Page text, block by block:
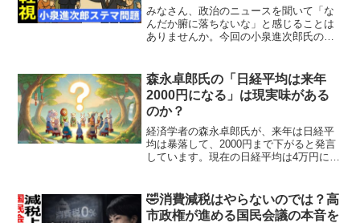
みなさん、政治のニュースを聞いて「な
んだか腑に落ちないな」と感じることは
ありませんか。今回の小泉進次郎氏のス
の中身がどうもすり替わっている。メデ
ィアも本質を深掘りせず、...
森永卓郎氏の「日経平均は来年
2000円になる」は現実味がある
のか？
経済学者の森永卓郎氏が、来年は日経平
均は暴落して、2000円まで下がると発言
しています。現在の日経平均は4万円に届
得るのでしょうか？日経平均や為替レー
トの大幅な変動が...
🤣消費減税はやらないのでは？高
市政権が進める国民会議の本音を